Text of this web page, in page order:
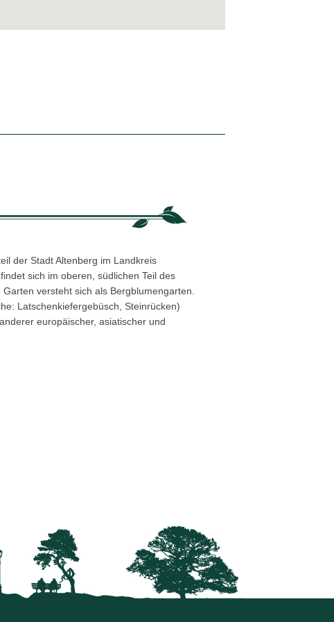
der Stadt Altenberg im Landkreis
sich im oberen, südlichen Teil des
versteht sich als Bergblumengarten.
Latschenkiefergebüsch, Steinrücken)
europäischer, asiatischer und